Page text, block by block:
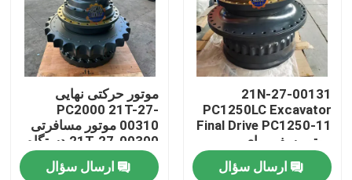
21N-27-00131
PC1250LC Excavator
Final Drive PC1250-11
موتور سفر برای
کوماتسو
ارسال سؤال
موتور حرکتی نهایی
PC2000 21T-27-
00310 موتور مسافرتی
21T-27-00300 دستگاه
زنجیر
ارسال سؤال